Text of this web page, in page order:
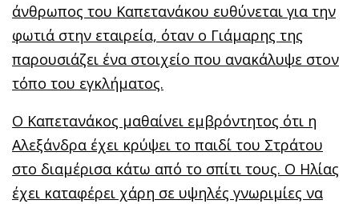
άνθρωπος του Καπετανάκου ευθύνεται για την
φωτιά στην εταιρεία, όταν ο Γιάμαρης της
παρουσιάζει ένα στοιχείο που ανακάλυψε στον
τόπο του εγκλήματος.
Ο Καπετανάκος μαθαίνει εμβρόντητος ότι η
Αλεξάνδρα έχει κρύψει το παιδί του Στράτου
στο διαμέρισα κάτω από το σπίτι τους. Ο Ηλίας
έχει καταφέρει χάρη σε υψηλές γνωριμίες να